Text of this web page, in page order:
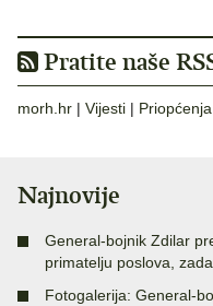
Pratite naše
morh.hr | Vijesti | Priopćenja
Najnovije
General-bojnik Zdilar
primatelju poslova,
Fotogalerija: General-